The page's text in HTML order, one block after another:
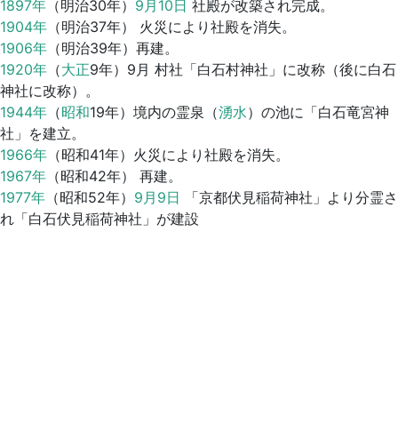
1897年 （明治30年） 9月10日 社殿が改築され完成。
1904年 （明治37年） 火災により社殿を消失。
1906年 （明治39年）再建。
1920年 （大正9年）9月 村社「白石村神社」に改称（後に白石
神社に改称）。
1944年 （昭和19年）境内の霊泉（湧水）の池に「白石竜宮神
社」を建立。
1966年 （昭和41年）火災により社殿を消失。
1967年 （昭和42年） 再建。
1977年 （昭和52年） 9月9日 「京都伏見稲荷神社」より分霊さ
れ「白石伏見稲荷神社」が建設